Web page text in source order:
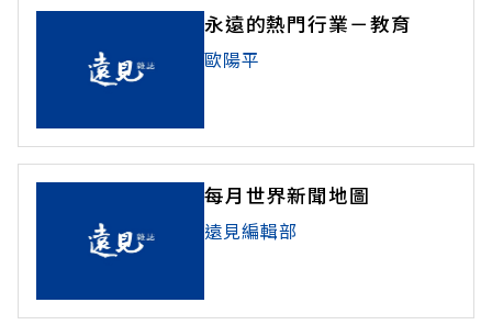
永遠的熱門行業－教育
歐陽平
每月世界新聞地圖
遠見編輯部